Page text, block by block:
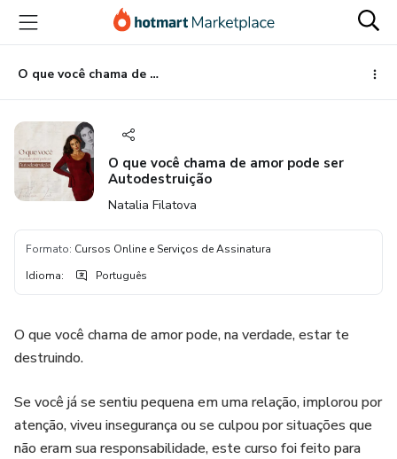
para
conteúdo
principal
para
pagamento
para
rodapé
O que você chama de amor pode ser Autodestruição
O que você chama de amor pode ser
Autodestruição
Natalia Filatova
Formato: Cursos Online e Serviços de Assinatura
Idioma: Português
O que você chama de amor pode, na verdade, estar te
destruindo.
Se você já se sentiu pequena em uma relação, implorou por
atenção, viveu insegurança ou se culpou por situações que
não eram sua responsabilidade, este curso foi feito para